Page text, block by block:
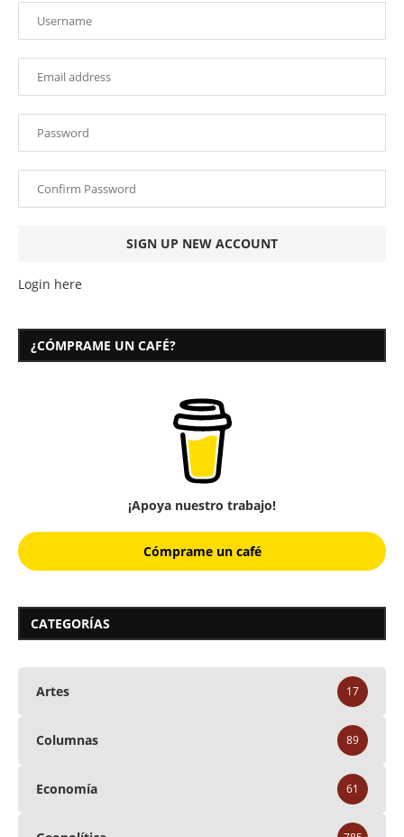
Login here
¿CÓMPRAME UN CAFÉ?
¡Apoya nuestro trabajo!
Cómprame un café
CATEGORÍAS
Artes 17
Columnas 89
Economía 61